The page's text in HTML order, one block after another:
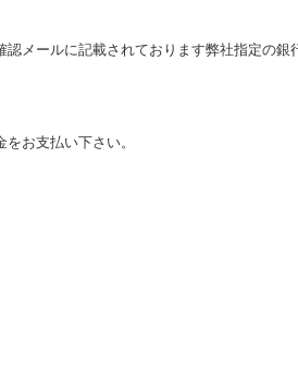
メールに記載されております弊社指定の銀
をお支払い下さい。